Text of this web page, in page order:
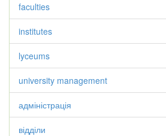
faculties
institutes
lyceums
university management
адміністрація
відділи